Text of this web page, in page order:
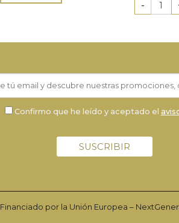
Confirmo que he leído y aceptado el
Financiado por la Unión Europea –